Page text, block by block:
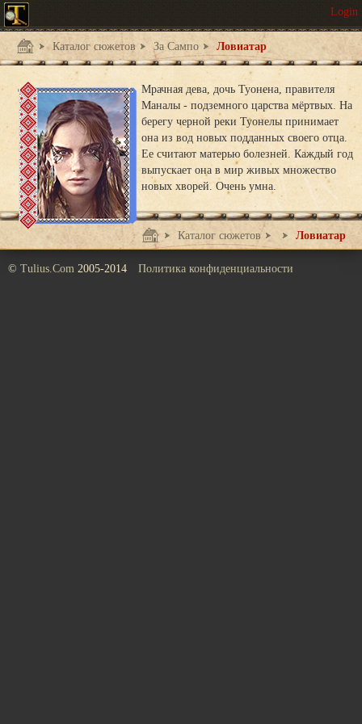
Каталог сюжетов За Сампо Ловиатар
Мрачная дева, дочь Туонена, правителя
Маналы - подземного царства мёртвых. На
берегу черной реки Туонелы принимает
она из вод новых подданных своего отца.
Ее считают матерью болезней. Каждый год
выпускает она в мир живых множество
новых хворей. Очень умна.
Каталог сюжетов За Сампо
Ловиатар
© Tulius.Com 2005-2014 Политика конфиденциальности